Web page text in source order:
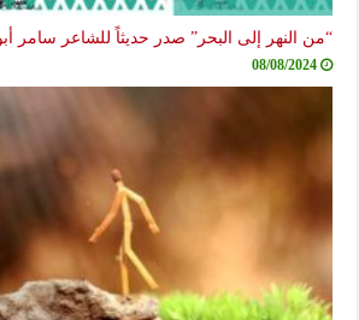
إلى البحر” صدر حديثاً للشاعر سامر أبو هواش
08/08/